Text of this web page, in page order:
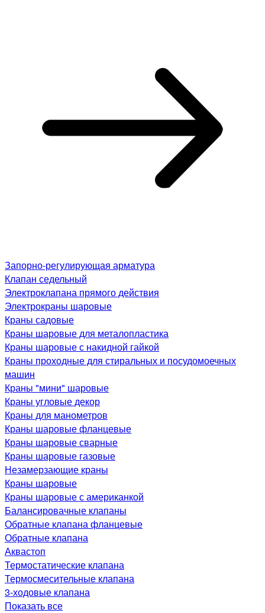
Запорно-регулирующая арматура
Клапан седельный
Электроклапана прямого действия
Электрокраны шаровые
Краны садовые
Краны шаровые для металопластика
Краны шаровые с накидной гайкой
Краны проходные для стиральных и посудомоечных
машин
Краны "мини" шаровые
Краны угловые декор
Краны для манометров
Краны шаровые фланцевые
Краны шаровые сварные
Краны шаровые газовые
Незамерзающие краны
Краны шаровые
Краны шаровые с американкой
Балансировачные клапаны
Обратные клапана фланцевые
Обратные клапана
Аквастоп
Термостатические клапана
Термосмесительные клапана
3-ходовые клапана
Показать все